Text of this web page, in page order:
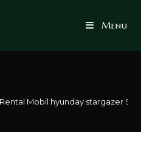
Menu
Rental Mobil hyunday stargazer